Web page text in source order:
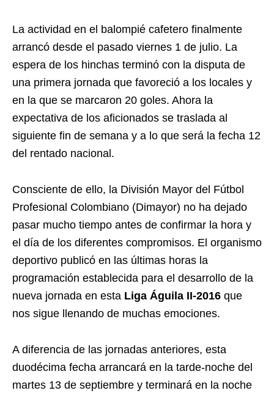
La actividad en el balompié cafetero finalmente
arrancó desde el pasado viernes 1 de julio. La
espera de los hinchas terminó con la disputa de
una primera jornada que favoreció a los locales y
en la que se marcaron 20 goles. Ahora la
expectativa de los aficionados se traslada al
siguiente fin de semana y a lo que será la fecha 12
del rentado nacional.
Consciente de ello, la División Mayor del Fútbol
Profesional Colombiano (Dimayor) no ha dejado
pasar mucho tiempo antes de confirmar la hora y
el día de los diferentes compromisos. El organismo
deportivo publicó en las últimas horas la
programación establecida para el desarrollo de la
nueva jornada en esta Liga Águila II-2016 que
nos sigue llenando de muchas emociones.
A diferencia de las jornadas anteriores, esta
duodécima fecha arrancará en la tarde-noche del
martes 13 de septiembre y terminará en la noche